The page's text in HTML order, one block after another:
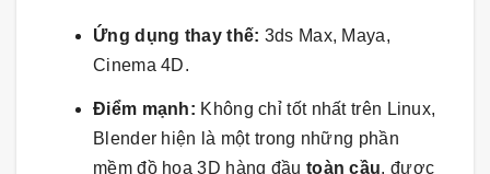
Ứng dụng thay thế: 3ds Max, Maya,
Cinema 4D.
Điểm mạnh: Không chỉ tốt nhất trên Linux,
Blender hiện là một trong những phần
mềm đồ họa 3D hàng đầu toàn cầu, được